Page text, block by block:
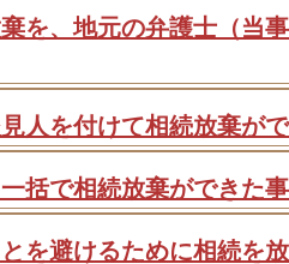
を、地元の弁護士（当
人を付けて相続放棄が
括で相続放棄ができた
を避けるために相続を